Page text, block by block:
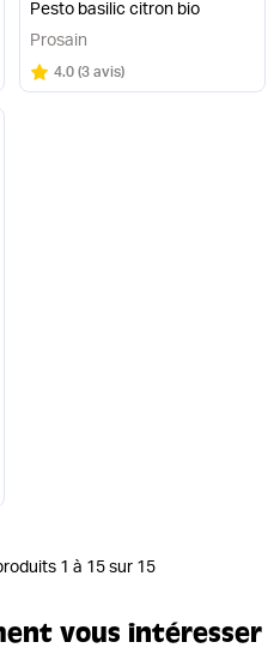
Pesto basilic citron bio
Prosain
Note
4.0 sur 5
(3 avis)
1 à 15 sur 15
vous intéresser